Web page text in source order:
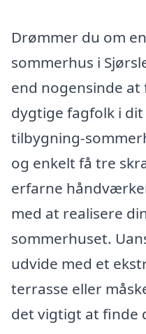
Drømmer du om
sommerhus i
end nogensinde
dygtige fagfolk i
tilbygning-
og enkelt få tre
erfarne
med at realisere
sommerhuset.
udvide med et
terrasse eller
det vigtigt at finde